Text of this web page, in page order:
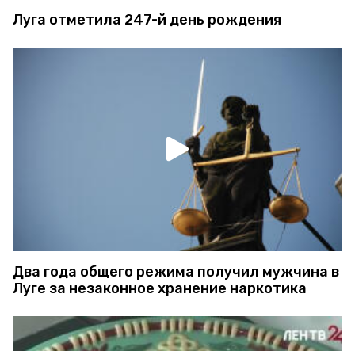
Луга отметила 247-й день рождения
Два года общего режима получил мужчина в
Луге за незаконное хранение наркотика